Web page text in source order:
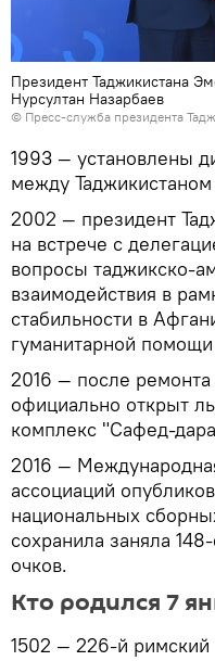
Президент Таджикистана
Нурсултан Назарбаев
© Пресс-служба президента
1993 — установлены
между
2002 — президент
на встрече с
вопросы таджикско-
взаимодействия в
стабильности в
гуманитарной
2016 — после ремонта
официально открыт
комплекс "Сафед-
2016 —
ассоциаций
национальных
сохранила заняла
очков.
Кто родился 7
1502 — 226-й римский